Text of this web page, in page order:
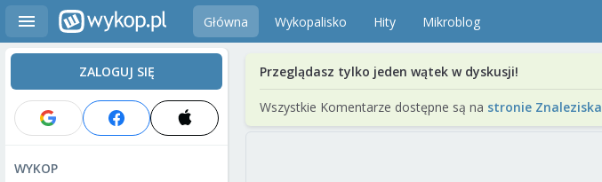
Główna Wykopalisko Hity Mikroblog
ZALOGUJ SIĘ
WYKOP
Przeglądasz tylko jeden wątek w dyskusji!
Wszystkie Komentarze dostępne są na stronie Znaleziska